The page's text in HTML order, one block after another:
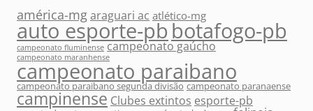
américa-mgaraguari ac atlético-mg
auto esporte-pbbotafogo-pb
campeonato fluminense campeonato gaúcho
campeonato maranhense
campeonato paraibano
campeonato paraibano segunda divisão campeonato paranaense
campinense Clubes extintos esporte-pb